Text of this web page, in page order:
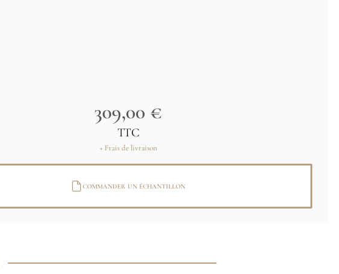
309,00 €
TTC
+ Frais de livraison
COMMANDER UN ÉCHANTILLON